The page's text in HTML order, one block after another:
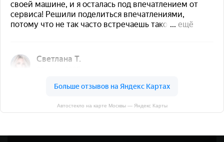
Автостекло на карте Москвы — Яндекс Карты